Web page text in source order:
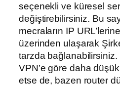
seçenekli ve küresel
değiştirebilirsiniz. Bu
mecraların IP
üzerinden ulaşarak
tarzda
VPN’e göre daha
etse de, bazen router